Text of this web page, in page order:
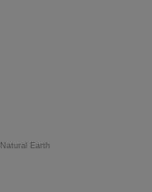
Natural Earth